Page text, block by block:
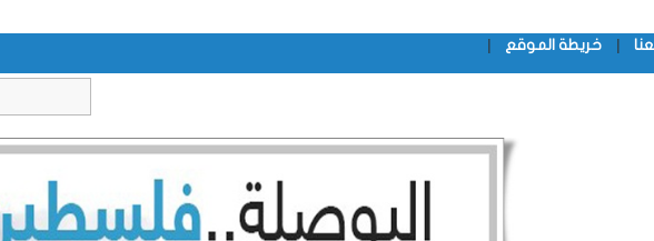
| خريطة الموقع |